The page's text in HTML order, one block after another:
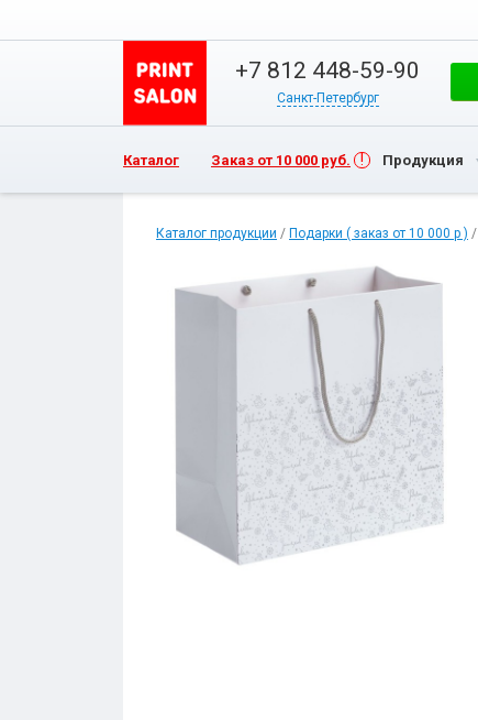
+7 812 448-59-90
Санкт-Петербург
Каталог Заказ от 10 000 руб. Продукция
Каталог продукции / Подарки ( заказ от 10 000 р ) /